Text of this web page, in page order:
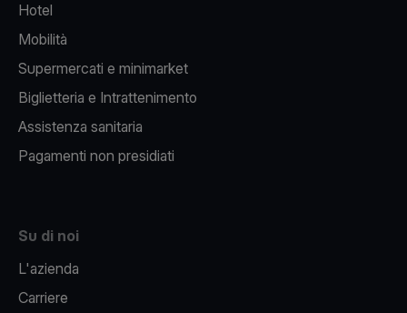
Hotel
Mobilità
Supermercati e minimarket
Biglietteria e Intrattenimento
Assistenza sanitaria
Pagamenti non presidiati
Su di noi
L'azienda
Carriere